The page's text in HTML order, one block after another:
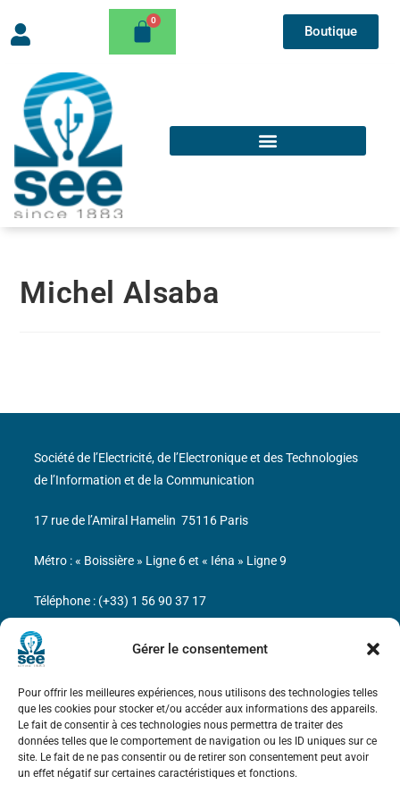
Gérer le consentement
Pour offrir les meilleures expériences, nous utilisons des technologies telles
que les cookies pour stocker et/ou accéder aux informations des appareils.
Le fait de consentir à ces technologies nous permettra de traiter des
données telles que le comportement de navigation ou les ID uniques sur ce
site. Le fait de ne pas consentir ou de retirer son consentement peut avoir
un effet négatif sur certaines caractéristiques et fonctions.
Boutique
Michel Alsaba
Bicentenaire des découvertes d’André-
Marie Ampère
Mentions légales
Société de l’Electricité, de l’Electronique et des Technologies
de l’Information et de la Communication
17 rue de l’Amiral Hamelin 75116 Paris
Métro : « Boissière » Ligne 6 et « Iéna » Ligne 9
Téléphone : (+33) 1 56 90 37 17
N° de SIREN : 785 393 232, Code APE : 9412Z TVA intra-
communautaire : FR44 785 393 232